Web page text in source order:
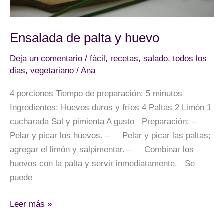
Ensalada de palta y huevo
Deja un comentario / fácil, recetas, salado, todos los
dias, vegetariano / Ana
4 porciones Tiempo de preparación: 5 minutos
Ingredientes: Huevos duros y fríos 4 Paltas 2 Limón 1
cucharada Sal y pimienta A gusto Preparación: –
Pelar y picar los huevos. – Pelar y picar las paltas;
agregar el limón y salpimentar. – Combinar los
huevos con la palta y servir inmediatamente. Se
puede
Ensalada
Leer más »